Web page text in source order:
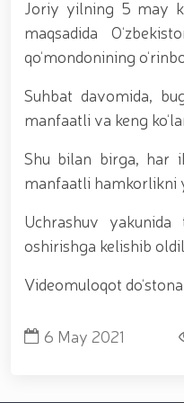
kiritilgan oʻsimlikni
vositalari olib
markazida
nufuzli ko‘rgazmasi
jarayonlari davom
belgilab bergan
o‘tkazildi / / Milliy
voleybol
universiteti
xususiyatlari”
uchuvchisiz
o‘qilishi vaqtida
Joriy yilning 5 may
maqsadida
qo‘mondonining
Suhbat davomida,
manfaatli va keng
Shu bilan birga, har
manfaatli hamkorlikni
Uchrashuv
oshirishga kelishib
Videomuloqot
6 May 2021